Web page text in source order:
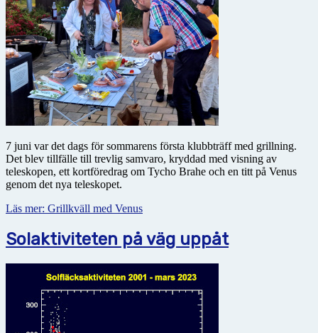
7 juni var det dags för sommarens första klubbträff med grillning.
Det blev tillfälle till trevlig samvaro, kryddad med visning av
teleskopen, ett kortföredrag om Tycho Brahe och en titt på Venus
genom det nya teleskopet.
Läs mer: Grillkväll med Venus
Solaktiviteten på väg uppåt